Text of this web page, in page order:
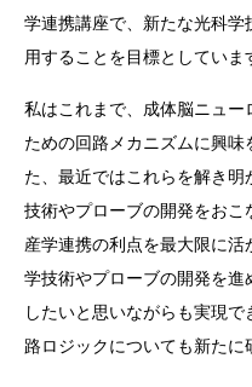
学連携講座で、新たな光科
用することを目標としていま
私はこれまで、成体脳ニュ
ための回路メカニズムに興味
た、最近ではこれらを解き
技術やプローブの開発をおこ
産学連携の利点を最大限に
学技術やプローブの開発を
したいと思いながらも実現
路ロジックについても新たに